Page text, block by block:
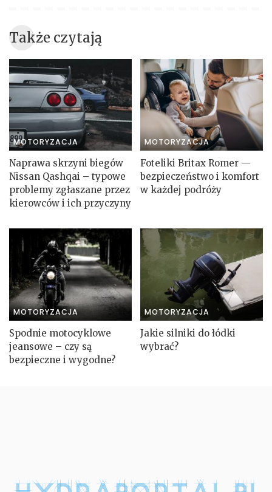
Także czytają
MOTORYZACJA
Naprawa skrzyni biegów
Nissan Qashqai – typowe
problemy zgłaszane przez
kierowców i ich przyczyny
MOTORYZACJA
Foteliki Britax Romer —
bezpieczeństwo i komfort
w każdej podróży
MOTORYZACJA
Spodnie motocyklowe
jeansowe – czy są
bezpieczne i wygodne?
MOTORYZACJA
Jakie silniki do łódki
wybrać?